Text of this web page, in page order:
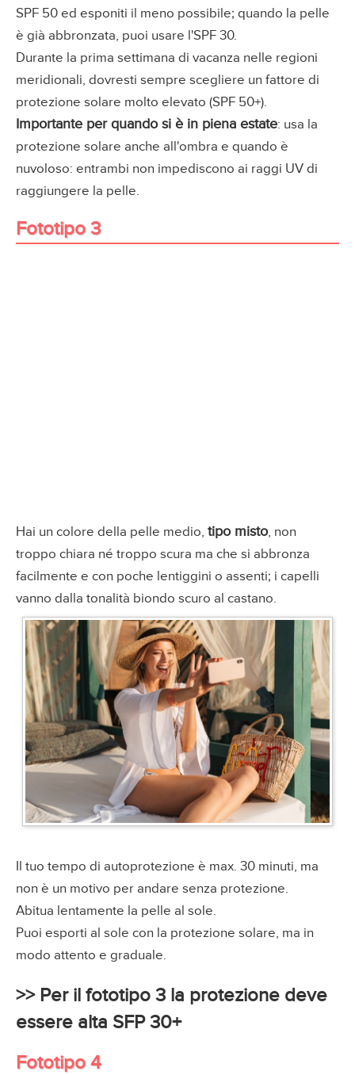
SPF 50 ed esponiti il meno possibile; quando la pelle
è già abbronzata, puoi usare l'SPF 30.
Durante la prima settimana di vacanza nelle regioni
meridionali, dovresti sempre scegliere un fattore di
protezione solare molto elevato (SPF 50+).
Importante per quando si è in piena estate: usa la
protezione solare anche all'ombra e quando è
nuvoloso: entrambi non impediscono ai raggi UV di
raggiungere la pelle.
Fototipo 3
Hai un colore della pelle medio, tipo misto, non
troppo chiara né troppo scura ma che si abbronza
facilmente e con poche lentiggini o assenti; i capelli
vanno dalla tonalità biondo scuro al castano.
Il tuo tempo di autoprotezione è max. 30 minuti, ma
non è un motivo per andare senza protezione.
Abitua lentamente la pelle al sole.
Puoi esporti al sole con la protezione solare, ma in
modo attento e graduale.
>> Per il fototipo 3 la protezione deve
essere alta SFP 30+
Fototipo 4